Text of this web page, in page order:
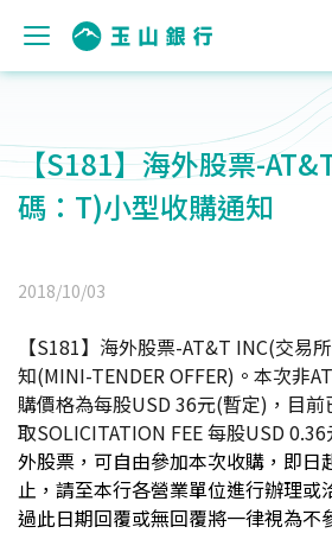
【S181】海外股票-
碼：T)小型收購通知
2018/10/03
【S181】海外股票-AT&T INC(交易
知(MINI-TENDER OFFER) 。 本次非
購價格為每股USD 36元(暫定)，目
取SOLICITATION FEE 每股USD 0.36
外股票，可自由參加本次收購，即日
止，請至本行各營業單位進行辦理或
過此日期回覆或無回覆將一律視為不